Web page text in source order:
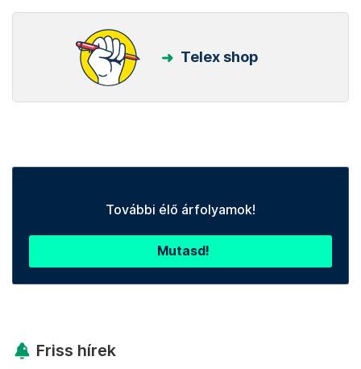
Telex shop
További élő árfolyamok!
Mutasd!
Friss hírek